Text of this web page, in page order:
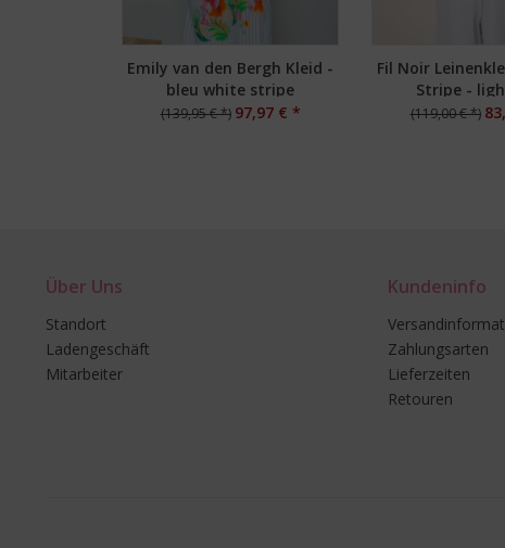
Emily van den Bergh Kleid -
bleu white stripe
(139,95 € *) 97,97 € *
Fil Noir
Stripe -
(119,00 € *)
Über Uns
Standort
Ladengeschäft
Mitarbeiter
Kundeninfo
Zahlungsarten
Lieferzeiten
Retouren